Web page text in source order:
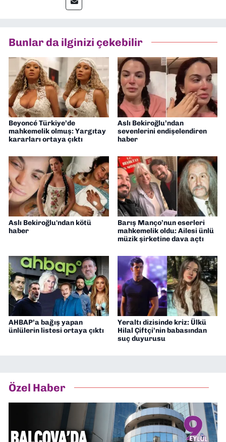
Bunlar da ilginizi çekebilir
Beyoncé Türkiye’de
mahkemelik olmuş: Yargıtay
kararları ortaya çıktı
Aslı Bekiroğlu’ndan
sevenlerini endişelendiren
haber
Aslı Bekiroğlu'ndan kötü
haber
Barış Manço’nun eserleri
mahkemelik oldu: Ailesi ünlü
müzik şirketine dava açtı
AHBAP’a bağış yapan
ünlülerin listesi ortaya çıktı
Yeraltı dizisinde kriz: Ülkü
Hilal Çiftçi’nin babasından
suç duyurusu
Özel Haber